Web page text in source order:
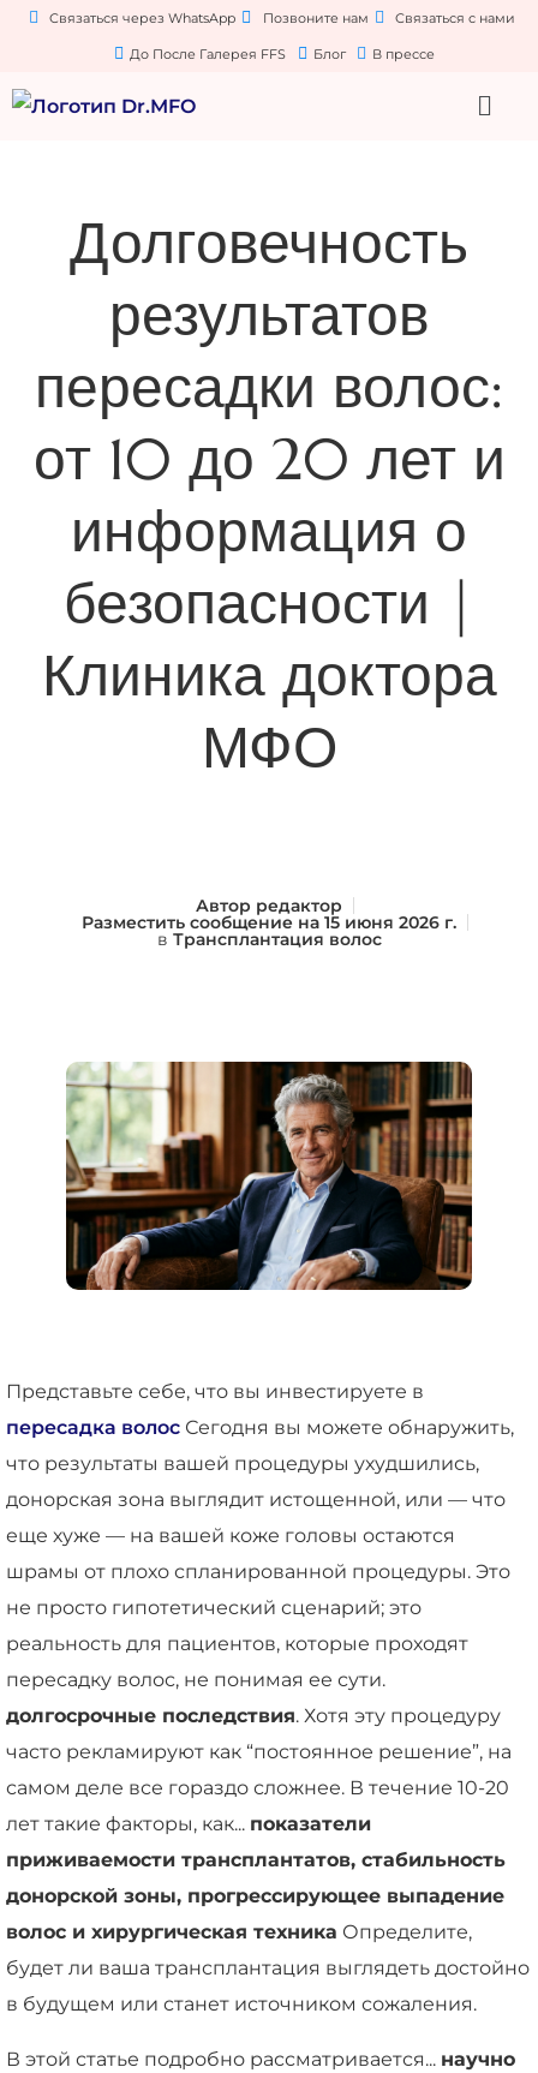
Связаться через WhatsApp Позвоните нам Связаться с нами
До После Галерея FFS Блог В прессе
Долговечность
результатов
пересадки волос:
от 10 до 20 лет и
информация о
безопасности |
Клиника доктора
МФО
Автор редактор
Разместить сообщение на 15 июня 2026 г.
в Трансплантация волос
Представьте себе, что вы инвестируете в
пересадка волос Сегодня вы можете обнаружить,
что результаты вашей процедуры ухудшились,
донорская зона выглядит истощенной, или — что
еще хуже — на вашей коже головы остаются
шрамы от плохо спланированной процедуры. Это
не просто гипотетический сценарий; это
реальность для пациентов, которые проходят
пересадку волос, не понимая ее сути.
долгосрочные последствия. Хотя эту процедуру
часто рекламируют как “постоянное решение”, на
самом деле все гораздо сложнее. В течение 10-20
лет такие факторы, как... показатели
приживаемости трансплантатов, стабильность
донорской зоны, прогрессирующее выпадение
волос и хирургическая техника Определите,
будет ли ваша трансплантация выглядеть достойно
в будущем или станет источником сожаления.
В этой статье подробно рассматривается... научно